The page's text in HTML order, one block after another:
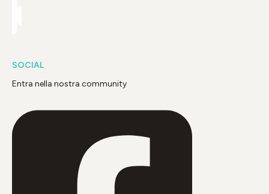
SOCIAL
Entra nella nostra community